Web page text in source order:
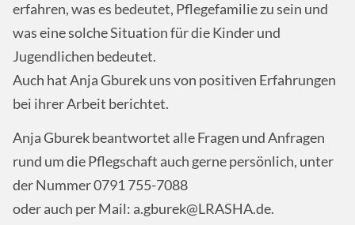
erfahren, was es bedeutet, Pflegefamilie zu sein und
was eine solche Situation für die Kinder und
Jugendlichen bedeutet.
Auch hat Anja Gburek uns von positiven Erfahrungen
bei ihrer Arbeit berichtet.
Anja Gburek beantwortet alle Fragen und Anfragen
rund um die Pflegschaft auch gerne persönlich, unter
der Nummer 0791 755-7088
oder auch per Mail: a.gburek@LRASHA.de.